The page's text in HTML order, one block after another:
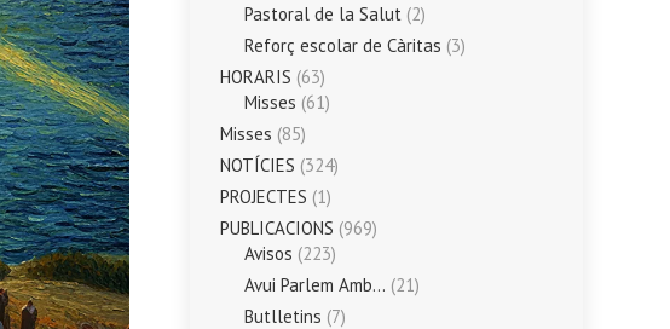
Pastoral de la Salut (2)
Reforç escolar de Càritas (3)
HORARIS (63)
Misses (61)
Misses (85)
NOTÍCIES (324)
PROJECTES (1)
PUBLICACIONS (969)
Avisos (223)
Avui Parlem Amb… (21)
Butlletins (7)